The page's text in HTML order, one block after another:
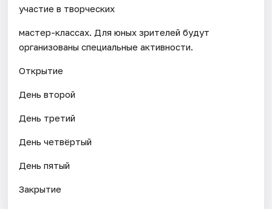
участие в творческих
мастер-классах. Для юных зрителей будут
организованы специальные активности.
Открытие
День второй
День третий
День четвёртый
День пятый
Закрытие